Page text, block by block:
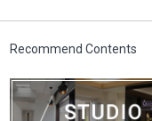
Recommend Contents